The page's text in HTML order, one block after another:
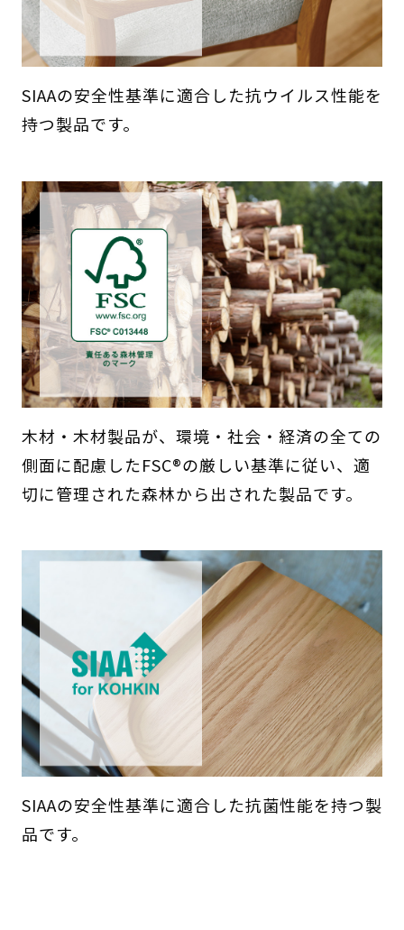
SIAAの安全性基準に適合した抗ウイルス性能を
持つ製品です。
木材・木材製品が、環境・社会・経済の全ての
側面に配慮したFSC®の厳しい基準に従い、適
切に管理された森林から出された製品です。
SIAAの安全性基準に適合した抗菌性能を持つ製
品です。